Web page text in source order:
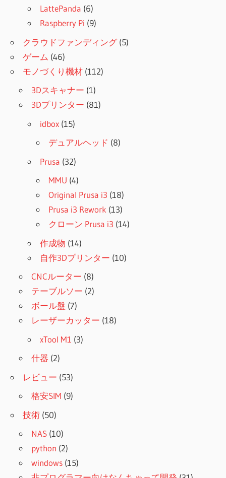
LattePanda (6)
Raspberry Pi (9)
クラウドファンディング(5)
ゲーム (46)
モノづくり機材 (112)
3Dスキャナー (1)
3Dプリンター (81)
idbox (15)
デュアルヘッド (8)
Prusa (32)
MMU (4)
Original Prusa i3 (18)
Prusa i3 Rework (13)
クローン Prusa i3 (14)
作成物 (14)
自作3Dプリンター (10)
CNCルーター (8)
テーブルソー (2)
ボール盤 (7)
レーザーカッター (18)
xTool M1 (3)
什器 (2)
レビュー (53)
格安SIM (9)
技術 (50)
NAS (10)
python (2)
windows (15)